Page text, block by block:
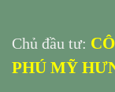
Chủ đầu tư:
PHÚ MỸ